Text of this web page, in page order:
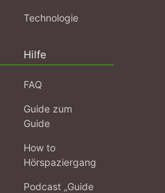
Technologie
Hilfe
FAQ
Guide zum
Guide
How to
Hörspaziergang
Podcast „Guide